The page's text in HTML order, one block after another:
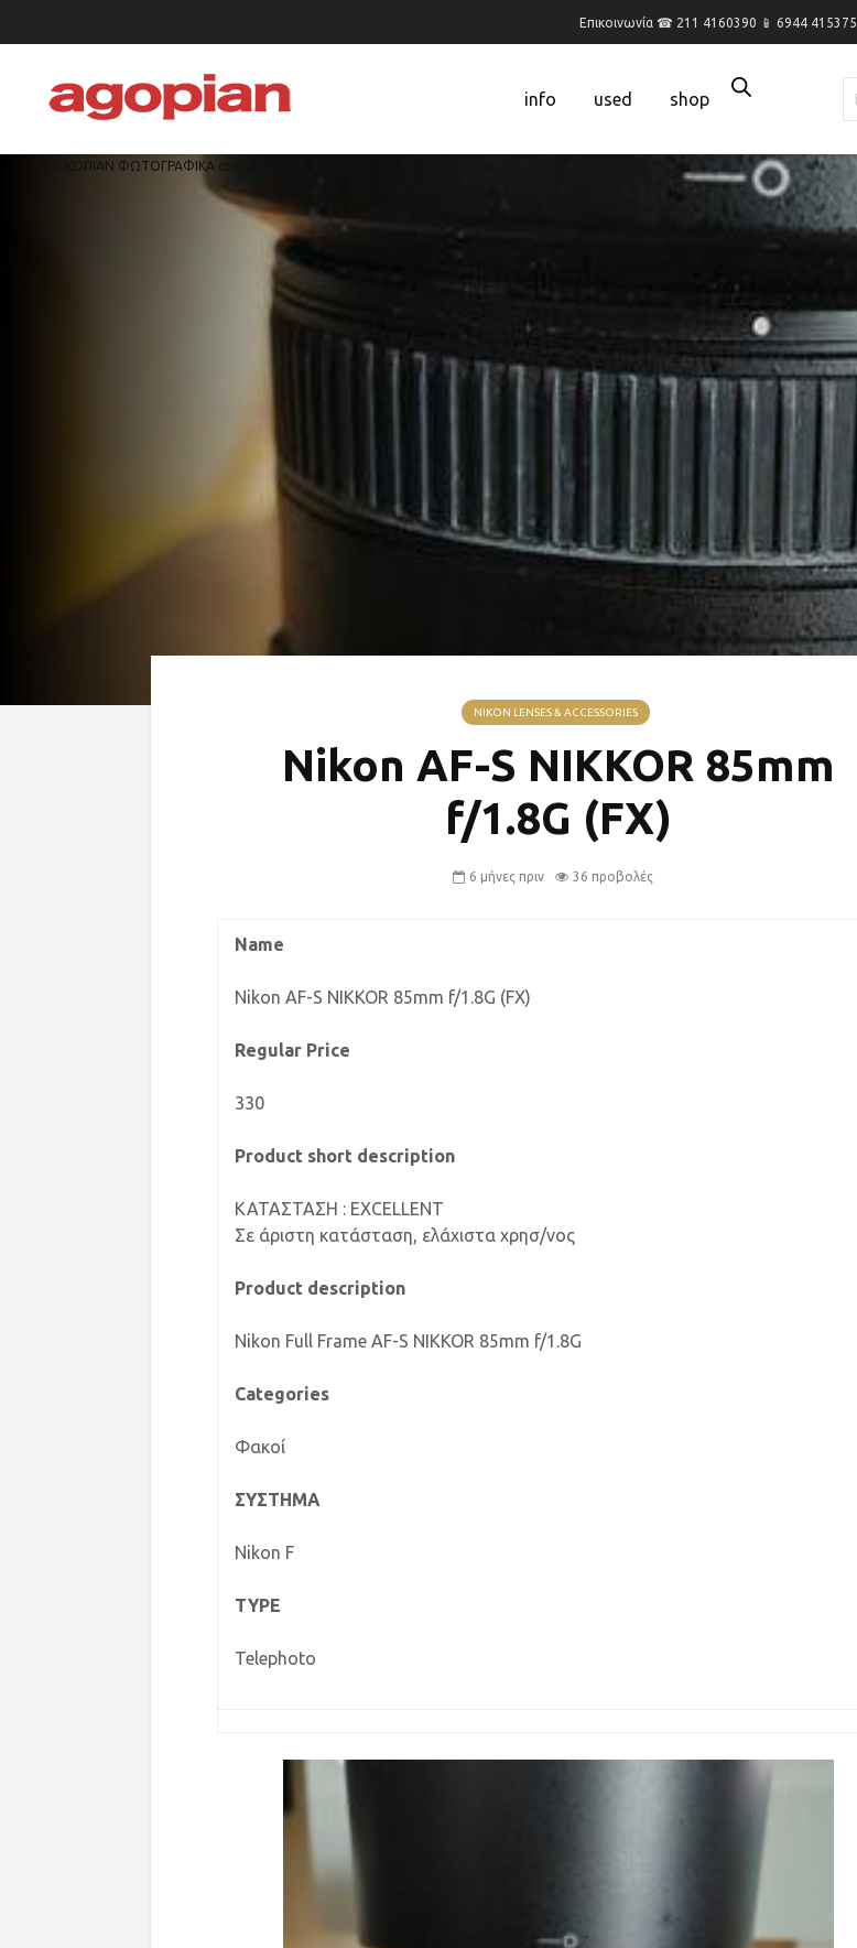
Επικοινωνία ☎ 211 4160390 📱 6944 415375
📷 ΑΓΚΟΠΙΑΝ ΦΩΤΟΓΡΑΦΙΚΑ από το 1936
info used shop
NIKON LENSES & ACCESSORIES
Nikon AF-S NIKKOR 85mm
f/1.8G (FX)
6 μήνες πριν 36 προβολές
Name
Nikon AF-S NIKKOR 85mm f/1.8G (FX)
Regular Price
330
Product short description
ΚΑΤΑΣΤΑΣΗ : EXCELLENT
Σε άριστη κατάσταση, ελάχιστα χρησ/νος
Product description
Nikon Full Frame AF-S NIKKOR 85mm f/1.8G
Categories
Φακοί
ΣΥΣΤΗΜΑ
Nikon F
TYPE
Telephoto